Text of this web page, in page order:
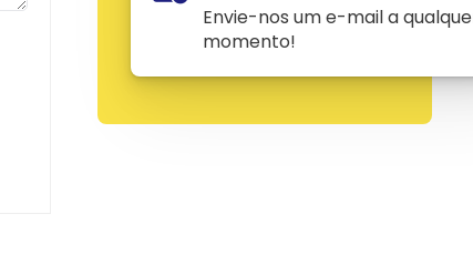
Envie-nos um e-mail a
momento!